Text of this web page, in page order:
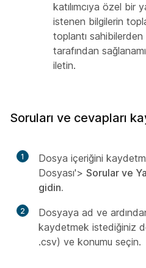
katılımcıya özel bir
istenen bilgilerin
toplantı
tarafından
iletin.
Soruları ve cevapları
1
Dosya içeriğini
Dosyası'> Sorular ve
gidin.
2
Dosyaya ad ve
kaydetmek istediğiniz
.csv) ve konumu seçin.